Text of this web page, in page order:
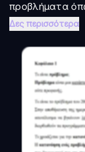
προβλήματα
Δες περισσότερα